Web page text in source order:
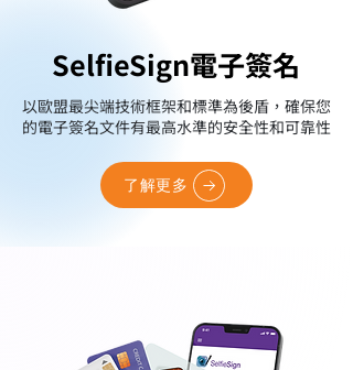
SelfieSign電子簽名
SelfieSign電子簽名
以歐盟最尖端技術框架和標準為後盾，確保您
的電子簽名文件有最高水準的安全性和可靠性
了解更多